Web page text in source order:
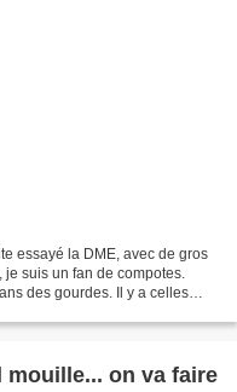
essayé la DME, avec de gros
suis un fan de compotes.
des gourdes. Il y a celles
on va faire